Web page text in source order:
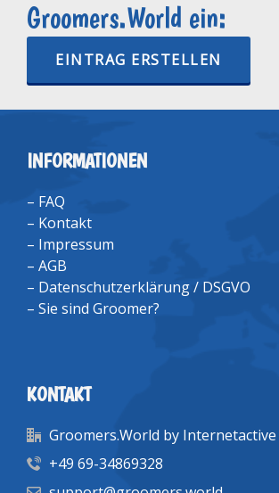
Groomers.World ein:
EINTRAG ERSTELLEN
INFORMATIONEN
– FAQ
– Kontakt
– Impressum
– AGB
– Datenschutzerklärung / DSGVO
– Sie sind Groomer?
KONTAKT
Groomers.World by Internetactive
+49 69-34869328